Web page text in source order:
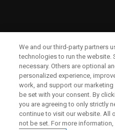
We and our third-party partners
technologies to run the website.
necessary. Others are optional
personalized experience,
work, and support our
be set with your consent. By
you are agreeing to only strictly
continue to visit our website. All
not be set. For more information,